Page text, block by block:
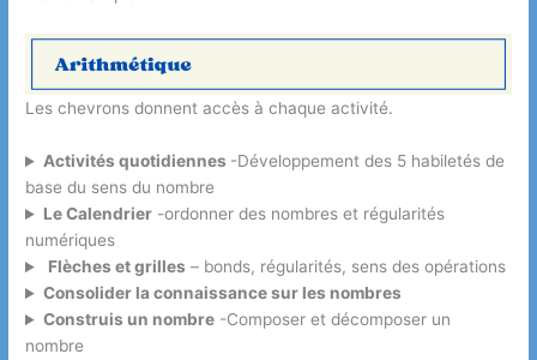
Les chevrons donnent accès à chaque activité.
Activités quotidiennes -Développement des 5 habiletés de
base du sens du nombre
Le Calendrier-ordonner des nombres et régularités
numériques
Flèches et grilles – bonds, régularités, sens des opérations
Consolider la connaissance sur les nombres
Construis un nombre-Composer et décomposer un
nombre